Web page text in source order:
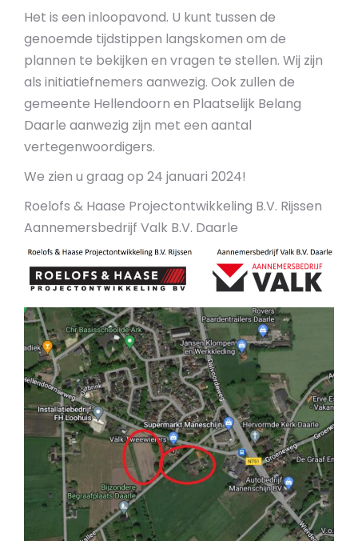
Het is een inloopavond. U kunt tussen de
genoemde tijdstippen langskomen om de
plannen te bekijken en vragen te stellen. Wij zijn
als initiatiefnemers aanwezig. Ook zullen de
gemeente Hellendoorn en Plaatselijk Belang
Daarle aanwezig zijn met een aantal
vertegenwoordigers.
We zien u graag op 24 januari 2024!
Roelofs & Haase Projectontwikkeling B.V. Rijssen
Aannemersbedrijf Valk B.V. Daarle